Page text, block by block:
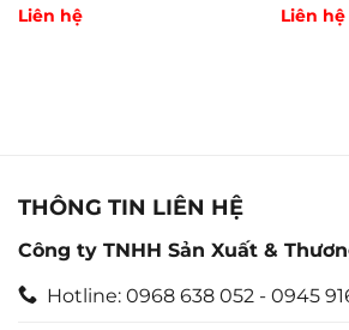
Được
Liên hệ
Được
Liên hệ
THÔNG TIN LIÊN HỆ
Công ty TNHH Sản Xuất &
Hotline: 0968 638 052 - 0945